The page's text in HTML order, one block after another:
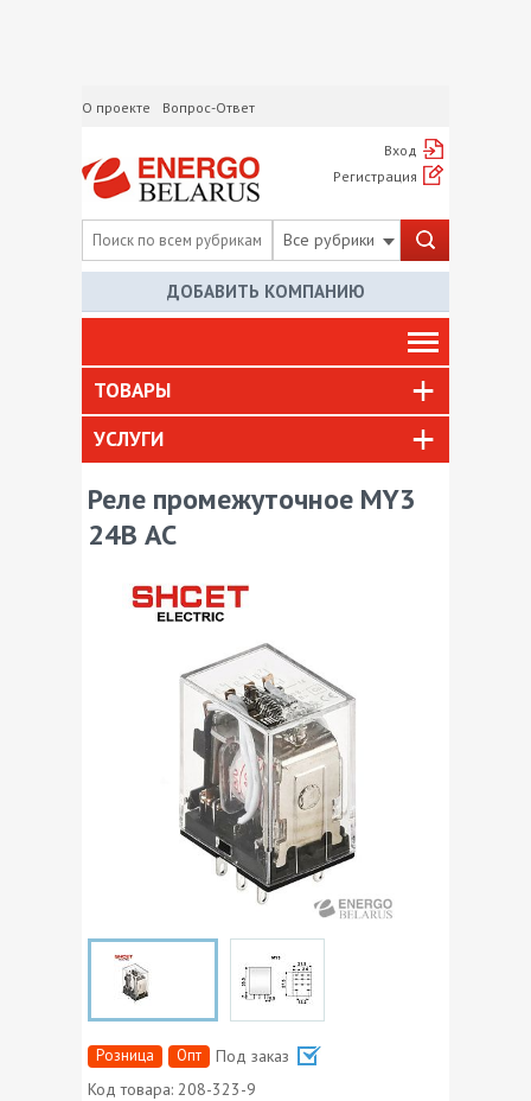
О проекте Вопрос-Ответ
Вход
Регистрация
Все рубрики
ДОБАВИТЬ КОМПАНИЮ
ТОВАРЫ
УСЛУГИ
Реле промежуточное MY3
24В АС
Розница Опт
Под заказ
Код товара: 208-323-9